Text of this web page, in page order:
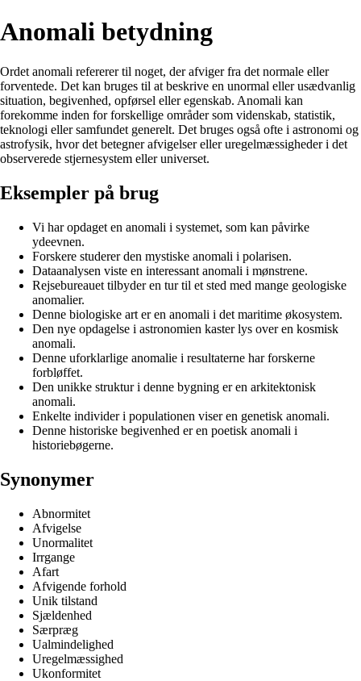
Anomali betydning
Ordet anomali refererer til noget, der afviger fra det normale eller
forventede. Det kan bruges til at beskrive en unormal eller usædvanlig
situation, begivenhed, opførsel eller egenskab. Anomali kan
forekomme inden for forskellige områder som videnskab, statistik,
teknologi eller samfundet generelt. Det bruges også ofte i astronomi og
astrofysik, hvor det betegner afvigelser eller uregelmæssigheder i det
observerede stjernesystem eller universet.
Eksempler på brug
Vi har opdaget en anomali i systemet, som kan påvirke
ydeevnen.
Forskere studerer den mystiske anomali i polarisen.
Dataanalysen viste en interessant anomali i mønstrene.
Rejsebureauet tilbyder en tur til et sted med mange geologiske
anomalier.
Denne biologiske art er en anomali i det maritime økosystem.
Den nye opdagelse i astronomien kaster lys over en kosmisk
anomali.
Denne uforklarlige anomalie i resultaterne har forskerne
forbløffet.
Den unikke struktur i denne bygning er en arkitektonisk
anomali.
Enkelte individer i populationen viser en genetisk anomali.
Denne historiske begivenhed er en poetisk anomali i
historiebøgerne.
Synonymer
Abnormitet
Afvigelse
Unormalitet
Irrgange
Afart
Afvigende forhold
Unik tilstand
Sjældenhed
Særpræg
Ualmindelighed
Uregelmæssighed
Ukonformitet